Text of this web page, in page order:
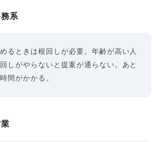
系
るときは根回しが必要。年齢が高い人
しがやらないと提案が通らない。あと
間がかかる。